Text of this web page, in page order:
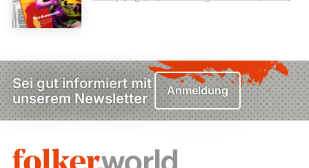
Sei gut informiert mit
unserem Newsletter
Anmeldung